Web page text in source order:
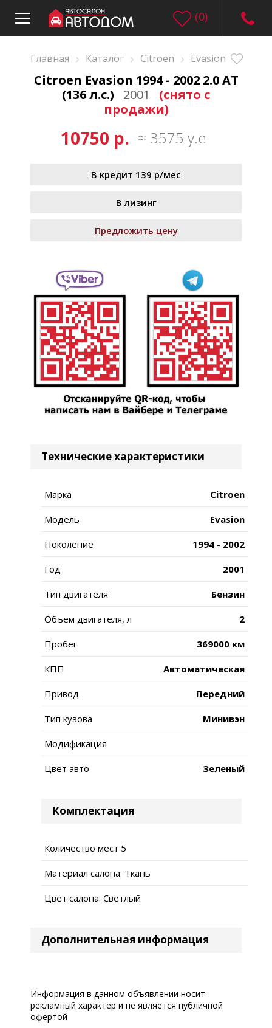
(0)
Главная › Каталог › Citroen › Evasion
Citroen Evasion 1994 - 2002 2.0 AT
(136 л.с.)
2001
(снято с
продажи)
10750 р. ≈ 3575 у.е
В кредит 139 р/мес
В лизинг
Предложить цену
Технические характеристики
Марка Citroen
Модель Evasion
Поколение 1994 - 2002
Год 2001
Тип двигателя Бензин
Объем двигателя, л 2
Пробег 369000 км
КПП Автоматическая
Привод Передний
Тип кузова Минивэн
Модификация
Цвет авто Зеленый
Комплектация
Количество мест 5
Материал салона: Ткань
Цвет салона: Светлый
Дополнительная информация
Информация в данном объявлении носит
рекламный характер и не является публичной
офертой